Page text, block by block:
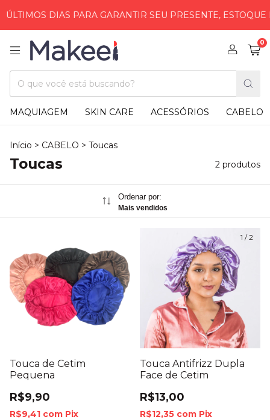
ÚLTIMOS DIAS PARA GARANTIR SEU PRESENTE, ESTOQUE
0
MAQUIAGEM SKIN CARE ACESSÓRIOS CABELO
Início > CABELO > Toucas
Toucas 2 produtos
Ordenar por:
Mais vendidos
Touca de Cetim
Pequena
R$9,90
R$9,41 com Pix
1 /2
Touca Antifrizz Dupla
Face de Cetim
R$13,00
R$12,35 com Pix